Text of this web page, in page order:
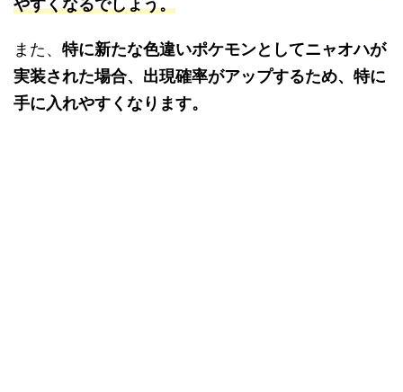
やすくなるでしょう。
また、 特に新たな色違いポケモンとしてニャオハが
実装された場合、出現確率がアップするため、特に
手に入れやすくなります。